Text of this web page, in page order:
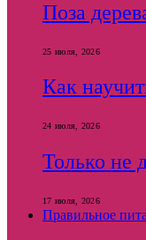
Поза
25 июля, 2026
Как
24 июля, 2026
Только не
17 июля, 2026
Правильное